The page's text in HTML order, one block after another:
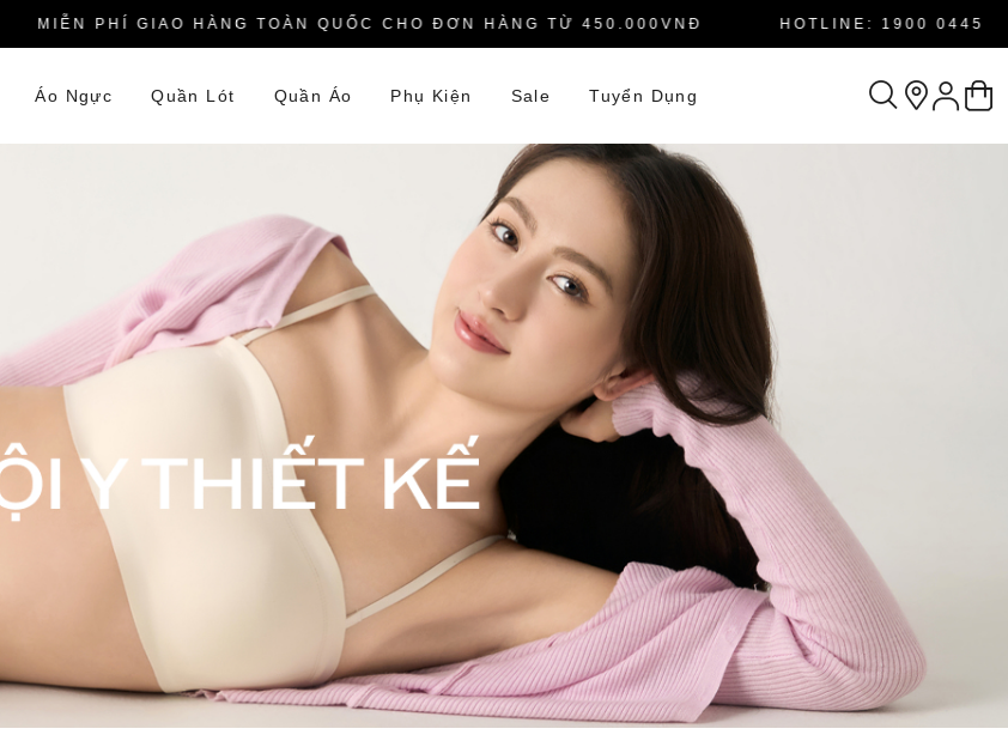
MIỄN PHÍ GIAO HÀNG TOÀN QUỐC CHO ĐƠN HÀNG TỪ 450.000VNĐ HOTLINE: 1900 0445
Áo Ngực Quần Lót Quần Áo Phụ Kiện Sale Tuyển Dụng